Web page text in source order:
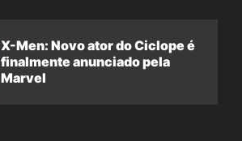
X-Men: Novo ator do Ciclope é
finalmente anunciado pela
Marvel